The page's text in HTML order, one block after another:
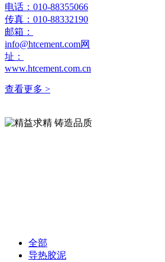
电话：010-88355066
传真：010-88332190
邮箱：
info@htcement.com网
址：
www.htcement.com.cn
查看更多 >
全部
导热胶泥